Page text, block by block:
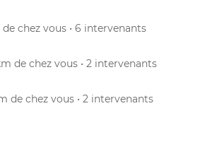
de chez vous • 6 intervenants
de chez vous • 2 intervenants
de chez vous • 2 intervenants